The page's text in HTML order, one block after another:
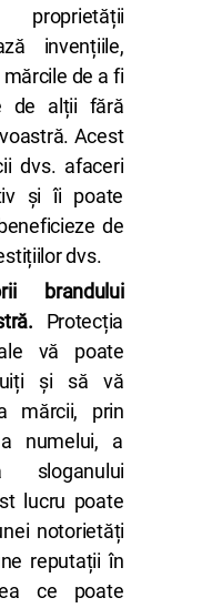
invențiile,
de a fi
de alții fără
Acest
dvs. afaceri
și îi poate
de
dvs.
brandului
Protecția
vă poate
și să vă
mărcii, prin
numelui, a
lucru poate
notorietăți
reputații în
ce poate